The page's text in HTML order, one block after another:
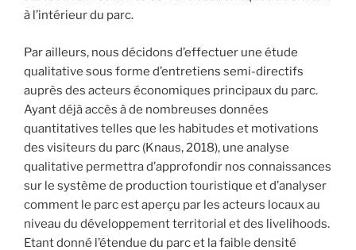
à l’intérieur du parc.
Par ailleurs, nous décidons d’effectuer une étude
qualitative sous forme d’entretiens semi-directifs
auprès des acteurs économiques principaux du parc.
Ayant déjà accès à de nombreuses données
quantitatives telles que les habitudes et motivations
des visiteurs du parc (Knaus, 2018), une analyse
qualitative permettra d’approfondir nos connaissances
sur le système de production touristique et d’analyser
comment le parc est aperçu par les acteurs locaux au
niveau du développement territorial et des livelihoods.
Etant donné l’étendue du parc et la faible densité